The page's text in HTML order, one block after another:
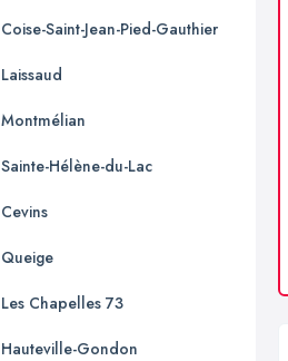
Coise-Saint-Jean-Pied-Gauthier
Laissaud
Montmélian
Sainte-Hélène-du-Lac
Cevins
Queige
Les Chapelles 73
Hauteville-Gondon